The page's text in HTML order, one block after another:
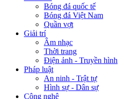
Bóng đá quốc tế
Bóng đá Việt Nam
Quần vợt
Giải trí
Âm nhạc
Thời trang
Điện ảnh - Truyền hình
Pháp luật
An ninh - Trật tự
Hình sự - Dân sự
Công nghệ